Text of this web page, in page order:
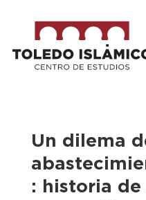
Un dilema
: historia de